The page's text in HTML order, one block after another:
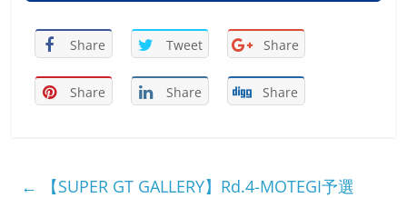
Share Tweet Share
Share Share Share
←
【SUPER GT GALLERY】Rd.4-MOTEGI予選